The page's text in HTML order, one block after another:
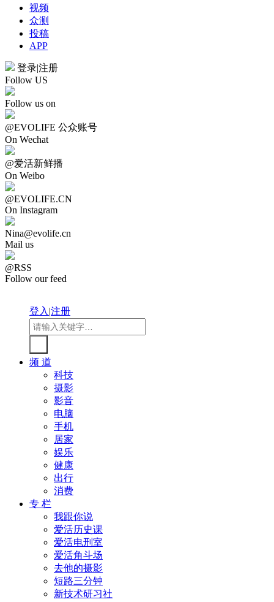
视频
众测
投稿
APP
登录|注册
Follow US
Follow us on
@EVOLIFE 公众账号
On Wechat
@爱活新鲜播
On Weibo
@EVOLIFE.CN
On Instagram
Nina@evolife.cn
Mail us
@RSS
Follow our feed
登入|注册
频 道
科技
摄影
影音
电脑
手机
居家
娱乐
健康
出行
消费
专 栏
我跟你说
爱活历史课
爱活电刑室
爱活角斗场
去他的摄影
短路三分钟
新技术研习社